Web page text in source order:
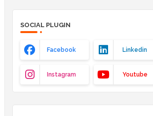
SOCIAL PLUGIN
Facebook Linkedin
Instagram Youtube